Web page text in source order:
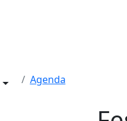
Agenda